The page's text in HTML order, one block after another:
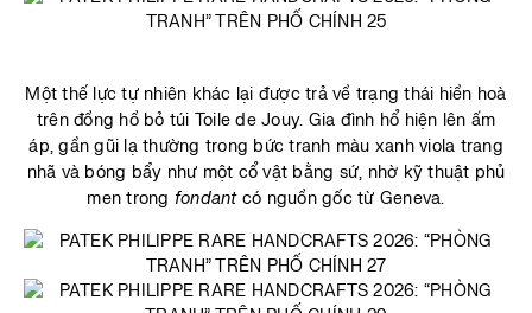
Một thế lực tự nhiên khác lại được trả về trạng thái hiền hoà
trên đồng hồ bỏ túi Toile de Jouy. Gia đình hổ hiện lên ấm
áp, gần gũi lạ thường trong bức tranh màu xanh viola trang
nhã và bóng bẩy như một cổ vật bằng sứ, nhờ kỹ thuật phủ
men trong fondantcó nguồn gốc từ Geneva.